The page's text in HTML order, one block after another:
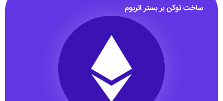
ساخت توکن بر بستر اتریوم